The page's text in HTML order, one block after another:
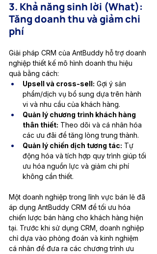
3. Khả năng sinh lời (What):
Tăng doanh thu và giảm chi
phí
Giải pháp CRM của AntBuddy hỗ trợ doanh
nghiệp thiết kế mô hình doanh thu hiệu
quả bằng cách:
Upsell và cross-sell: Gợi ý sản
phẩm/dịch vụ bổ sung dựa trên hành
vi và nhu cầu của khách hàng.
Quản lý chương trình khách hàng
thân thiết: Theo dõi và cá nhân hóa
các ưu đãi để tăng lòng trung thành.
Quản lý chiến dịch tương tác: Tự
động hóa và tích hợp quy trình giúp tối
ưu hóa nguồn lực và giảm chi phí
không cần thiết.
Một doanh nghiệp trong lĩnh vực bán lẻ đã
áp dụng AntBuddy CRM để tối ưu hóa
chiến lược bán hàng cho khách hàng hiện
tại. Trước khi sử dụng CRM, doanh nghiệp
chỉ dựa vào phỏng đoán và kinh nghiệm
cá nhân để đưa ra các chương trình ưu